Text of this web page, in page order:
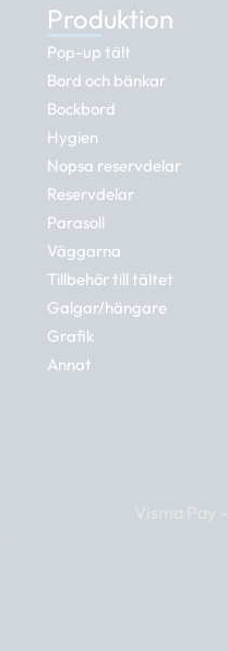
Produktion
Pop-up tält
Bord och bänkar
Bockbord
Hygien
Nopsa reservdelar
Reservdelar
Parasoll
Väggarna
Tillbehör till tältet
Galgar/hängare
Grafik
Annat